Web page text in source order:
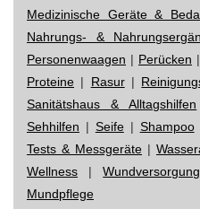
Medizinische Geräte &
Nahrungs- &
Personenwaagen | Perücken |
Proteine | Rasur|
Sanitätshaus & Alltagshilfen
Sehhilfen | Seife| Shampoo
Tests & Messgeräte |
Wellness |
Mundpflege